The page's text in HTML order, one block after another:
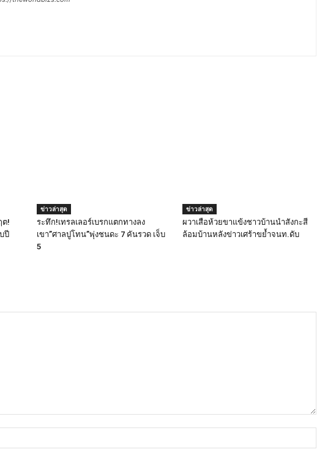
ต!
ปี
ข่าวล่าสุด
ระทึก!เทรลเลอร์เบรกแตกทางลง
เขา”ศาลปูโทน”พุ่งชนดะ 7 คันรวด เจ็บ
5
ข่าวล่าสุด
ผวาเสือห้วยขาแข้งชาวบ้านนำสังกะสี
ล้อมบ้านหลังข่าวเศร้าขย้ำจนท.ดับ